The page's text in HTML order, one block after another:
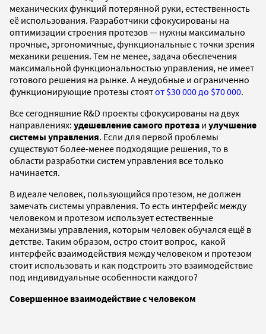
механических функций потерянной руки, естественность
её использования. Разработчики сфокусированы на
оптимизации строения протезов — нужны максимально
прочные, эргономичные, функциональные с точки зрения
механики решения. Тем не менее, задача обеспечения
максимальной функциональностью управления, не имеет
готового решения на рынке. А неудобные и ограниченно
функционирующие протезы стоятот $30 000 до $70 000.
Все сегодняшние R&D проекты сфокусированы на двух
направлениях: удешевление самого протеза и улучшение
системы управления. Если для первой проблемы
существуют более-менее подходящие решения, то в
области разработки систем управления все только
начинается.
В идеале человек, пользующийся протезом, не должен
замечать системы управления. То есть интерфейс между
человеком и протезом использует естественные
механизмы управления, которым человек обучался ещё в
детстве. Таким образом, остро стоит вопрос, какой
интерфейс взаимодействия между человеком и протезом
стоит использовать и как подстроить это взаимодействие
под индивидуальные особенности каждого?
Совершенное взаимодействие с человеком